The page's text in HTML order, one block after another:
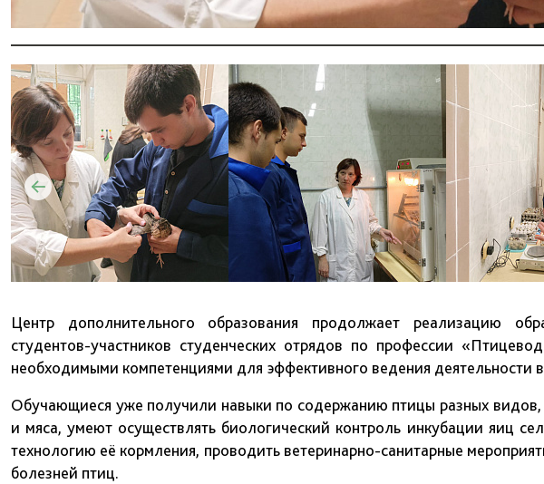
Центр дополнительного образования продолжает реализацию
студентов-участников студенческих отрядов по профессии
необходимыми компетенциями для эффективного ведения деятельности
Обучающиеся уже получили навыки по содержанию птицы разных видов,
и мяса, умеют осуществлять биологический контроль инкубации яиц
технологию её кормления, проводить ветеринарно-санитарные
болезней птиц.